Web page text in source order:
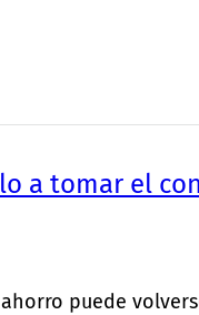
a tomar el
puede